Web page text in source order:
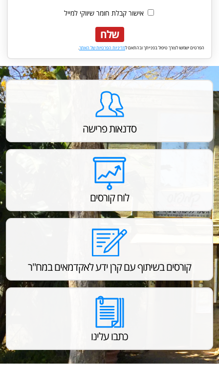
אישור קבלת חומר שיווקי למייל
שלח
הפרטים ישמשו לצורך טיפול בפנייתך ובהתאם למדיניות הפרטיות של האתר.
סדנאות פרישה
לוח קורסים
קורסים בשיתוף עם קרן ידע לאקדמאים במח"ר
כתבו עלינו